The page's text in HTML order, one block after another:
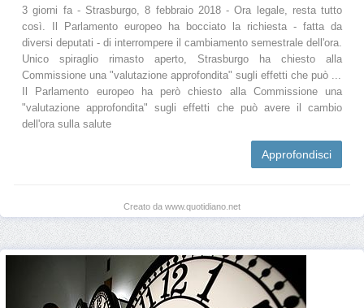
3 giorni fa - Strasburgo, 8 febbraio 2018 - Ora legale, resta tutto
così. Il Parlamento europeo ha bocciato la richiesta - fatta da
diversi deputati - di interrompere il cambiamento semestrale dell'ora.
Unico spiraglio rimasto aperto, Strasburgo ha chiesto alla
Commissione una "valutazione approfondita" sugli effetti che può ...
Il Parlamento europeo ha però chiesto alla Commissione una
"valutazione approfondita" sugli effetti che può avere il cambio
dell'ora sulla salute
Approfondisci
Creato da www.quotidiano.net